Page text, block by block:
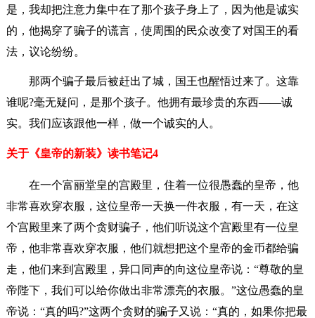
是，我却把注意力集中在了那个孩子身上了，因为他是诚实
的，他揭穿了骗子的谎言，使周围的民众改变了对国王的看
法，议论纷纷。
那两个骗子最后被赶出了城，国王也醒悟过来了。这靠
谁呢?毫无疑问，是那个孩子。他拥有最珍贵的东西——诚
实。我们应该跟他一样，做一个诚实的人。
关于《皇帝的新装》读书笔记4
在一个富丽堂皇的宫殿里，住着一位很愚蠢的皇帝，他
非常喜欢穿衣服，这位皇帝一天换一件衣服，有一天，在这
个宫殿里来了两个贪财骗子，他们听说这个宫殿里有一位皇
帝，他非常喜欢穿衣服，他们就想把这个皇帝的金币都给骗
走，他们来到宫殿里，异口同声的向这位皇帝说：“尊敬的皇
帝陛下，我们可以给你做出非常漂亮的衣服。”这位愚蠢的皇
帝说：“真的吗?”这两个贪财的骗子又说：“真的，如果你把最